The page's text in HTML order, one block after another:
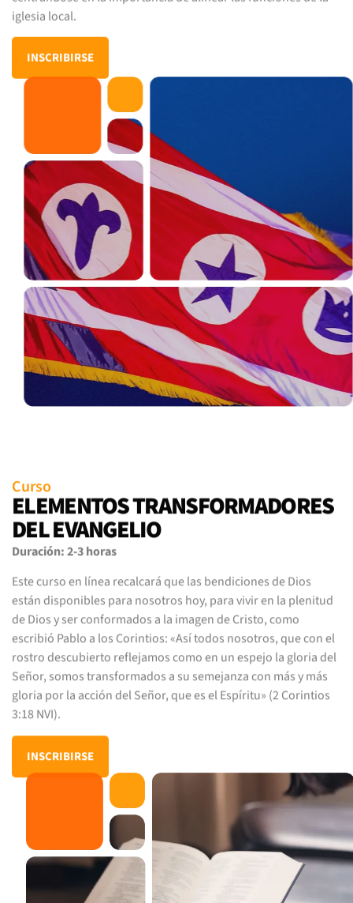
iglesia local.
INSCRIBIRSE
Curso
ELEMENTOS TRANSFORMADORES
DEL EVANGELIO
Duración: 2-3 horas
Este curso en línea recalcará que las bendiciones de Dios
están disponibles para nosotros hoy, para vivir en la plenitud
de Dios y ser conformados a la imagen de Cristo, como
escribió Pablo a los Corintios: «Así todos nosotros, que con el
rostro descubierto reflejamos como en un espejo la gloria del
Señor, somos transformados a su semejanza con más y más
gloria por la acción del Señor, que es el Espíritu» (2 Corintios
3:18 NVI).
INSCRIBIRSE